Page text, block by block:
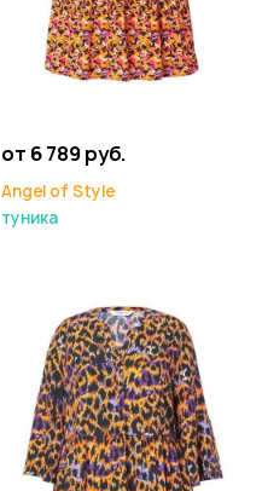
от 6 789 руб.
Angel of Style
туника